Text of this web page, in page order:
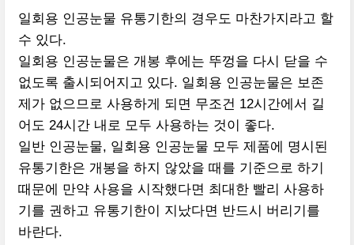
일회용 인공눈물 유통기한의 경우도 마찬가지라고 할
수 있다.
일회용 인공눈물은 개봉 후에는 뚜껑을 다시 닫을 수
없도록 출시되어지고 있다. 일회용 인공눈물은 보존
제가 없으므로 사용하게 되면 무조건 12시간에서 길
어도 24시간 내로 모두 사용하는 것이 좋다.
일반 인공눈물, 일회용 인공눈물 모두 제품에 명시된
유통기한은 개봉을 하지 않았을 때를 기준으로 하기
때문에 만약 사용을 시작했다면 최대한 빨리 사용하
기를 권하고 유통기한이 지났다면 반드시 버리기를
바란다.